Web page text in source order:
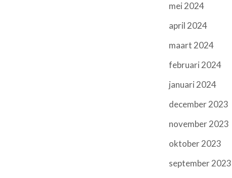
mei 2024
april 2024
maart 2024
februari 2024
januari 2024
december 2023
november 2023
oktober 2023
september 2023